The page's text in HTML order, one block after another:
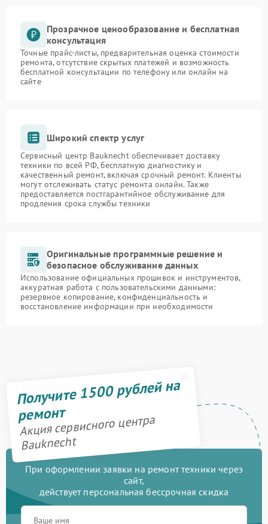
Прозрачное ценообразование и бесплатная
консультация
Точные прайс-листы, предварительная оценка стоимости
ремонта, отсутствие скрытых платежей и возможность
бесплатной консультации по телефону или онлайн на
сайте
Широкий спектр услуг
Сервисный центр Bauknecht обеспечивает доставку
техники по всей РФ, бесплатную диагностику и
качественный ремонт, включая срочный ремонт. Клиенты
могут отслеживать статус ремонта онлайн. Также
предоставляется постгарантийное обслуживание для
продления срока службы техники
Оригинальные программные решение и
безопасное обслуживание данных
Использование официальных прошивок и инструментов,
аккуратная работа с пользовательскими данными:
резервное копирование, конфиденциальность и
восстановление информации при необходимости
Получите 1500 рублей на
ремонт
Акция сервисного центра
Bauknecht
При оформлении заявки на ремонт техники через
сайт,
действует персональная бессрочная скидка